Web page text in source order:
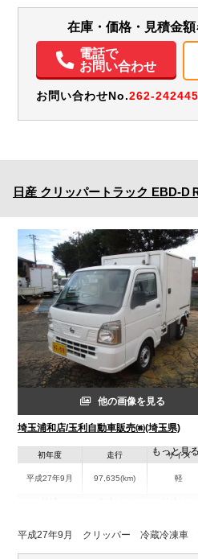
パワステ エアバッグ ETC
在庫・価格・見積金額
電話で
お問い合わせ
お問い合わせNo.262-242445
日産 クリッパートラック EBD-D
他の画像を見る
埼玉浦和店/玉利自動車販売㈱(埼玉県)
初年度
平成27年9月
走行
97,635(km)
サイズ
軽
埼玉県
W:1,320
H:1,150
W:1,470
H:1,990
もっと見る
平成27年9月 クリッパー 冷蔵冷凍車